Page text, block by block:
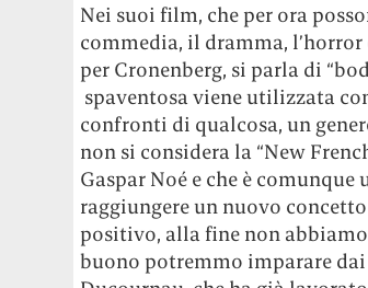
Nei suoi film, che per ora
commedia, il dramma,
per Cronenberg, si parla di
spaventosa viene utilizzata
confronti di qualcosa, un
non si considera la “New
Gaspar Noé e che è
raggiungere un nuovo
positivo, alla fine non
buono potremmo imparare